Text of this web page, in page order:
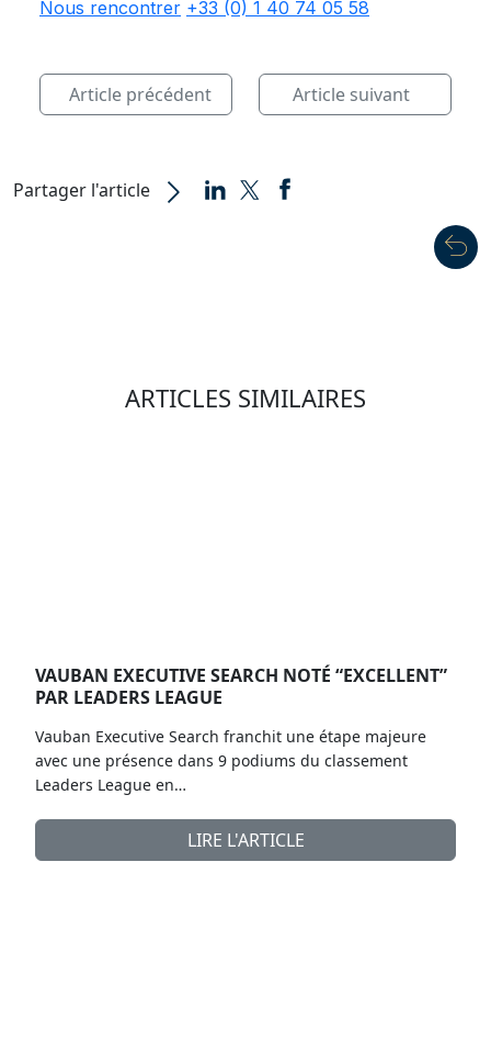
Nous rencontrer +33 (0) 1 40 74 05 58
Article précédent Article suivant
Partager l'article
ARTICLES SIMILAIRES
VAUBAN EXECUTIVE SEARCH NOTÉ “EXCELLENT”
PAR LEADERS LEAGUE
Vauban Executive Search franchit une étape majeure
avec une présence dans 9 podiums du classement
Leaders League en…
LIRE L'ARTICLE